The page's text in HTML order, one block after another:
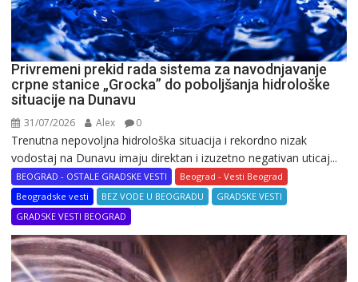
Privremeni prekid rada sistema za navodnjavanje
crpne stanice „Grocka” do poboljšanja hidrološke
situacije na Dunavu
31/07/2026 Alex 0
Trenutna nepovoljna hidrološka situacija i rekordno nizak
vodostaj na Dunavu imaju direktan i izuzetno negativan uticaj...
BEOGRAD - OSTALE GRADSKE VESTI
Beograd - Vesti Beograd
Beogradske vesti
BEZ VODE U BEOGRADU
GRADSKE VESTI
GRADSKE VESTI BEOGRAD